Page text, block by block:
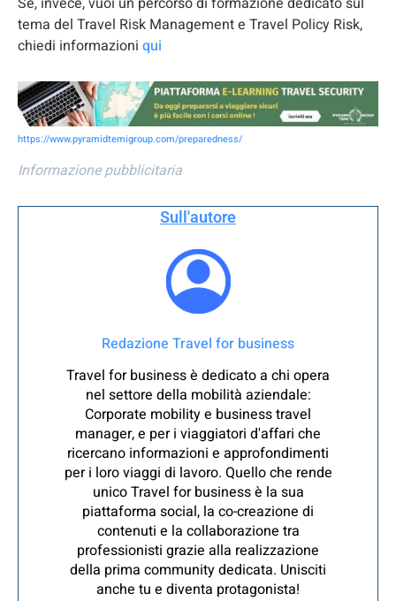
tema del Travel Risk Management e Travel Policy Risk,
chiedi informazioni qui
https://www.pyramidtemigroup.com/preparedness/
Informazione pubblicitaria
Sull'autore
Redazione Travel for business
Travel for business è dedicato a chi opera
nel settore della mobilità aziendale:
Corporate mobility e business travel
manager, e per i viaggiatori d'affari che
ricercano informazioni e approfondimenti
per i loro viaggi di lavoro. Quello che rende
unico Travel for business è la sua
piattaforma social, la co-creazione di
contenuti e la collaborazione tra
professionisti grazie alla realizzazione
della prima community dedicata. Unisciti
anche tu e diventa protagonista!